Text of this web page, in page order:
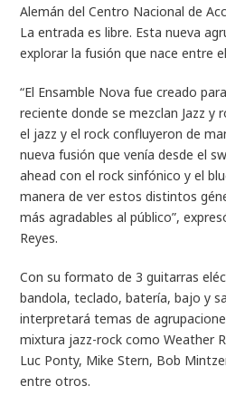
Alemán del Centro Nacional de
La entrada es libre. Esta nueva
explorar la fusión que nace entre
“El Ensamble Nova fue creado
reciente donde se mezclan Jazz y
el jazz y el rock confluyeron de
nueva fusión que venía desde el
ahead con el rock sinfónico y el
manera de ver estos distintos
más agradables al público”,
Reyes.
Con su formato de 3 guitarras
bandola, teclado, batería, bajo y
interpretará temas de
mixtura jazz-rock como Weather
Luc Ponty, Mike Stern, Bob
entre otros.